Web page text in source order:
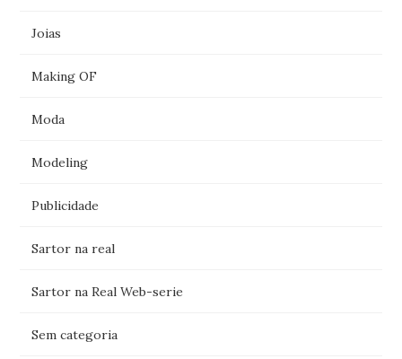
Joias
Making OF
Moda
Modeling
Publicidade
Sartor na real
Sartor na Real Web-serie
Sem categoria